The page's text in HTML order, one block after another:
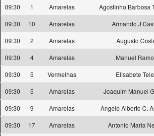
09:30
1 Amarelas
Agostinho Barbosa
09:30
10 Amarelas
Armando J
09:30
2 Amarelas
Augusto
09:30
4 Amarelas
Manuel
09:30
5 Vermelhas
Elisabete
09:30
5 Amarelas
Joaquim Manuel
09:30
9 Amarelas
Angelo Alberto C.
09:30
17 Amarelas
Antonio Maria